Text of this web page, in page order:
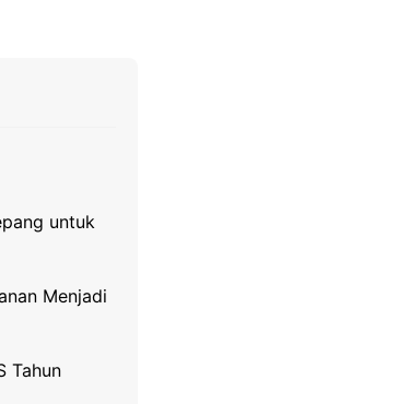
untuk
Menjadi
Tahun